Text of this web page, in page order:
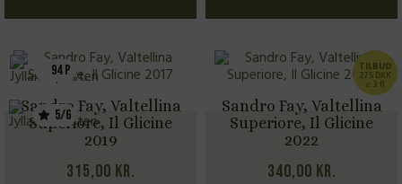
94 P
5/6
Sandro Fay, Valtellina
Superiore, Il Glicine
2019
315,00 kr.
Sandro Fay, Valtellina
Superiore, Il Glicine
2022
340,00 kr.
TILBUD
275 DKK
v. 3 fl.